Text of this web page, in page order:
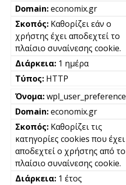
economix.gr
Καθορίζει εάν ο
χρήστης έχει αποδεχτεί το
πλαίσιο συναίνεσης cookie.
1 ημέρα
HTTP
wpl_user_preference
economix.gr
Καθορίζει τις
κατηγορίες cookies που έχει
αποδεχτεί ο χρήστης από το
πλαίσιο συναίνεσης cookie.
1 έτος